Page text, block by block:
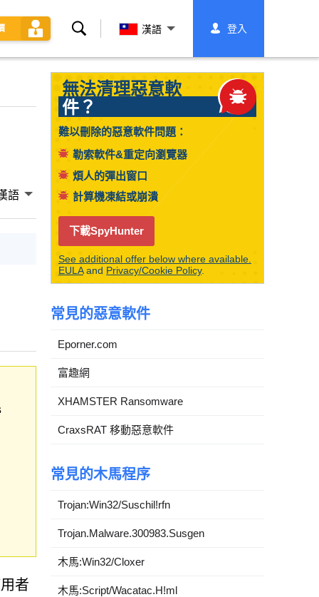
搜
漢語 登入
語
者
無法清理惡意軟
件？
難以刪除的惡意軟件問題：
勒索軟件&重定向瀏覽器
煩人的彈出窗口
計算機凍結或崩潰
下載SpyHunter
See additional offer below where available.
EULAand Privacy/Cookie Policy.
常見的惡意軟件
Eporner.com
富趣網
XHAMSTER Ransomware
CraxsRAT 移動惡意軟件
常見的木馬程序
Trojan:Win32/Suschil!rfn
Trojan.Malware.300983.Susgen
木馬:Win32/Cloxer
木馬:Script/Wacatac.H!ml